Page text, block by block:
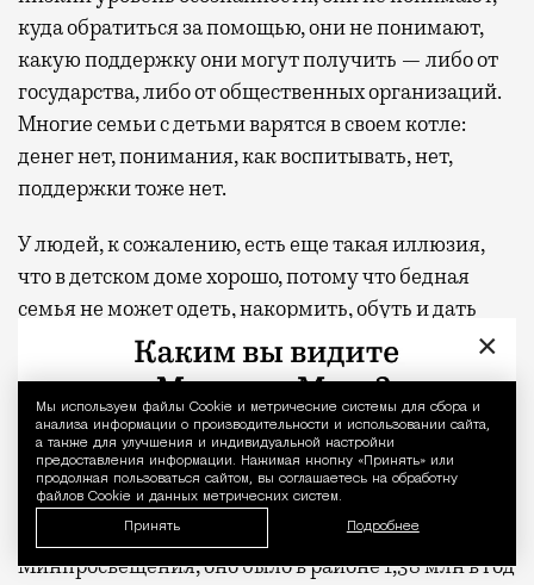
куда обратиться за помощью, они не понимают,
какую поддержку они могут получить — либо от
государства, либо от общественных организаций.
Многие семьи с детьми варятся в своем котле:
денег нет, понимания, как воспитывать, нет,
поддержки тоже нет.
У людей, к сожалению, есть еще такая иллюзия,
что в детском доме хорошо, потому что бедная
семья не может одеть, накормить, обуть и дать
образование, лечение, а в детском доме все это
есть. Но это фатальная ошибка. Мы выплескиваем
с водой младенца. Наносим детям
психологические травмы и подвергаем их
депривации — все это приводит к разрушению
личности. Да, в детских домах гигантское
финансирование. Еще в 2018 году, по данным
Минпросвещения, оно было в районе 1,38 млн в год
Уведомление
Мы используем файлы Сookie и метрические системы для сбора и
анализа информации о производительности и использовании сайта,
а также для улучшения и индивидуальной настройки
предоставления информации. Нажимая кнопку «Принять» или
продолжая пользоваться сайтом, вы соглашаетесь на обработку
файлов Cookie и данных метрических систем.
Принять Подробнее
×